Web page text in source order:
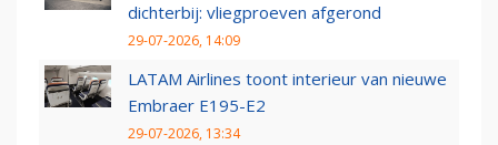
dichterbij: vliegproeven afgerond
29-07-2026, 14:09
LATAM Airlines toont interieur van nieuwe
Embraer E195-E2
29-07-2026, 13:34